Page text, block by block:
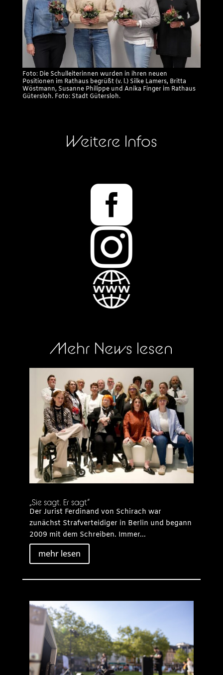
Foto: Die Schulleiterinnen wurden in ihren neuen
Positionen im Rathaus begrüßt (v. l.) Silke Lamers, Britta
Wöstmann, Susanne Philippe und Anika Finger im Rathaus
Gütersloh. Foto: Stadt Gütersloh.
Weitere Infos


Mehr News lesen
„Sie sagt. Er sagt“
Der Jurist Ferdinand von Schirach war
zunächst Strafverteidiger in Berlin und begann
2009 mit dem Schreiben. Immer...
mehr lesen